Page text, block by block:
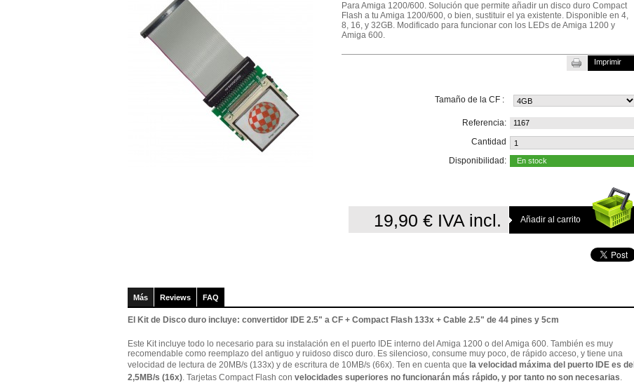
Para Amiga 1200/600. Solución que permite añadir un disco duro Compact
Flash a tu Amiga 1200/600, o bien, sustituir el ya existente. Disponible en 4,
8, 16, y 32GB. Modificado para funcionar con los LEDs de Amiga 1200 y
Amiga 600.
Imprimir
Tamaño de la CF :
Referencia: 1167
Cantidad
Disponibilidad:
En stock
19,90 € IVA incl.
Más Reviews FAQ
El Kit de Disco duro incluye: convertidor IDE 2.5" a CF + Compact Flash 133x + Cable 2.5" de 44 pines y 5cm
Este Kit incluye todo lo necesario para su instalación en el puerto IDE interno del Amiga 1200 o del Amiga 600. También es muy
recomendable como reemplazo del antiguo y ruidoso disco duro. Es silencioso, consume muy poco, de rápido acceso, y tiene una
velocidad de lectura de 20MB/s (133x) y de escritura de 10MB/s (66x). Ten en cuenta que la velocidad máxima del puerto IDE es del
2,5MB/s (16x). Tarjetas Compact Flash con velocidades superiores no funcionarán más rápido, y por tanto no son necesarias.